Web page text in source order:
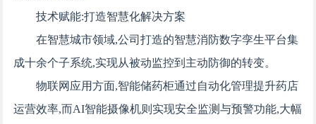
技术赋能:打造智慧化解决方案
在智慧城市领域,公司打造的智慧消防数字孪生平台集
成十余个子系统,实现从被动监控到主动防御的转变。
物联网应用方面,智能储药柜通过自动化管理提升药店
运营效率,而AI智能摄像机则实现安全监测与预警功能,大幅